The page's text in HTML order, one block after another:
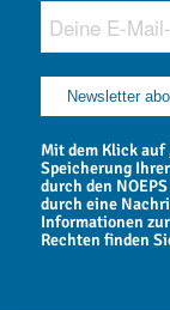
Mit dem Klick auf
Speicherung
durch den
durch eine
Informationen
Rechten finden